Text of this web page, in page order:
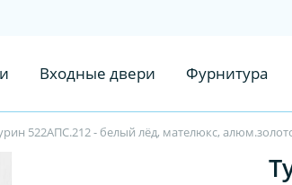
Входные двери Фурнитура
522АПС.212 - белый лёд, мателюкс,